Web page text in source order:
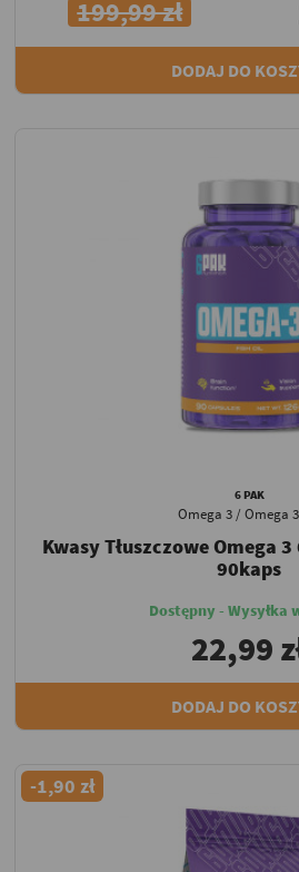
199,99 zł
DODAJ DO
6 PAK
Omega 3 / Omega
Kwasy Tłuszczowe Omega 3
90kaps
Dostępny - Wysyłka
22,99
DODAJ DO
-1,90 zł